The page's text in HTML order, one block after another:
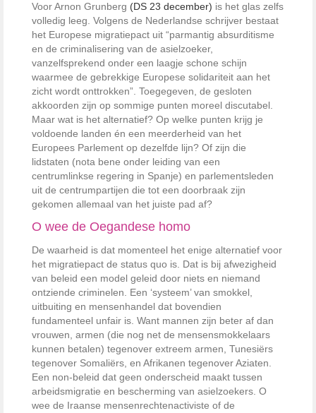
Voor Arnon Grunberg (DS 23 december) is het glas zelfs
volledig leeg. Volgens de Nederlandse schrijver bestaat
het Europese migratiepact uit “parmantig absurditisme
en de criminalisering van de asielzoeker,
vanzelfsprekend onder een laagje schone schijn
waarmee de gebrekkige Europese solidariteit aan het
zicht wordt onttrokken”. Toegegeven, de gesloten
akkoorden zijn op sommige punten moreel discutabel.
Maar wat is het alternatief? Op welke punten krijg je
voldoende landen én een meerderheid van het
Europees Parlement op dezelfde lijn? Of zijn die
lidstaten (nota bene onder leiding van een
centrumlinkse regering in Spanje) en parlementsleden
uit de centrumpartijen die tot een doorbraak zijn
gekomen allemaal van het juiste pad af?
O wee de Oegandese homo
De waarheid is dat momenteel het enige alternatief voor
het migratiepact de status quo is. Dat is bij afwezigheid
van beleid een model geleid door niets en niemand
ontziende criminelen. Een ‘systeem’ van smokkel,
uitbuiting en mensenhandel dat bovendien
fundamenteel unfair is. Want mannen zijn beter af dan
vrouwen, armen (die nog net de mensensmokkelaars
kunnen betalen) tegenover extreem armen, Tunesiërs
tegenover Somaliërs, en Afrikanen tegenover Aziaten.
Een non-beleid dat geen onderscheid maakt tussen
arbeidsmigratie en bescherming van asielzoekers. O
wee de Iraanse mensenrechtenactiviste of de